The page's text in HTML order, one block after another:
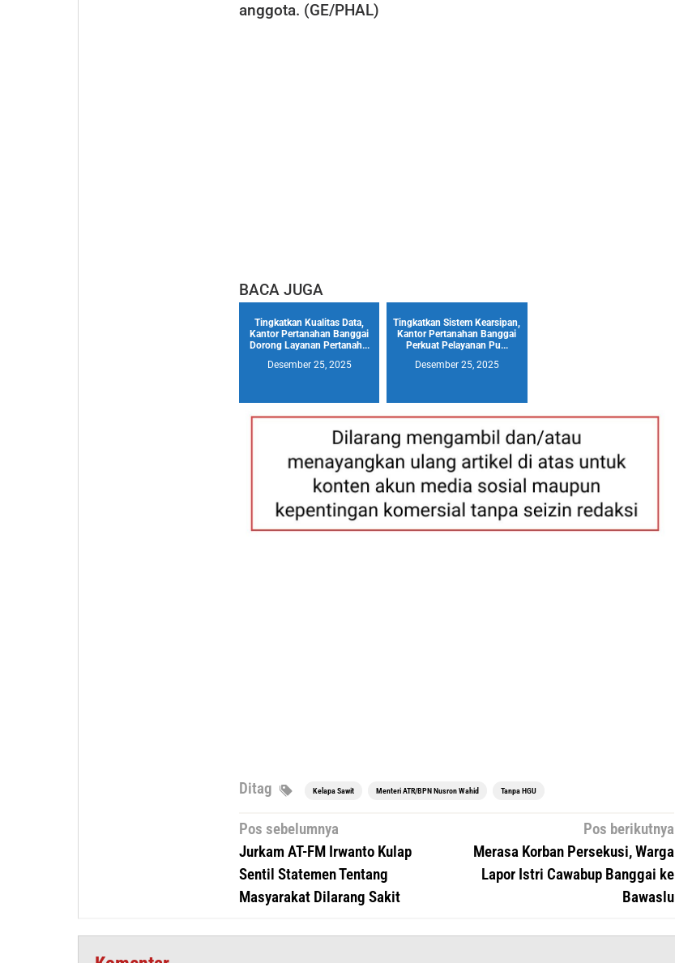
anggota. (GE/PHAL)
BACA JUGA
Tingkatkan Kualitas Data,
Kantor Pertanahan Banggai
Dorong Layanan Pertanah...
Desember 25, 2025
Tingkatkan Sistem Kearsipan,
Kantor Pertanahan Banggai
Perkuat Pelayanan Pu...
Desember 25, 2025
Ditag Kelapa Sawit Menteri ATR/BPN Nusron Wahid Tanpa HGU
Navigasi
Pos sebelumnya
Jurkam AT-FM Irwanto Kulap
Sentil Statemen Tentang
Masyarakat Dilarang Sakit
Pos berikutnya
Merasa Korban Persekusi, Warga
Lapor Istri Cawabup Banggai ke
Bawaslu